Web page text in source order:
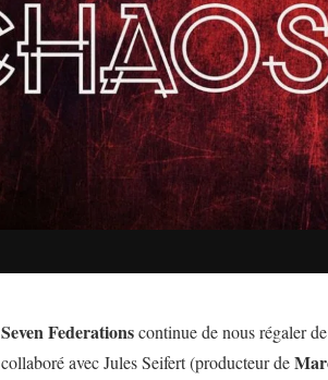
Seven Federationscontinue de nous régaler
collaboré avec Jules Seifert (producteur de